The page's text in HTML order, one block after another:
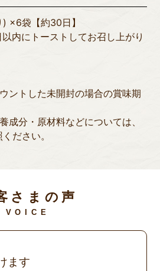
×6袋【約30日】
内にトーストしてお召し上がり
ントした未開封の場合の賞味期
成分・原材料などについては、
ださい。
さまの声
VOICE
ます